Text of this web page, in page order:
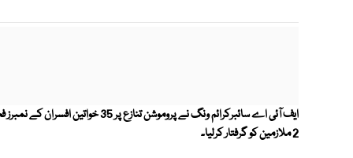
ایف آئی اے سائبرکرائم ونگ نے
2 ملازمین کو گرفتار کرلیا۔